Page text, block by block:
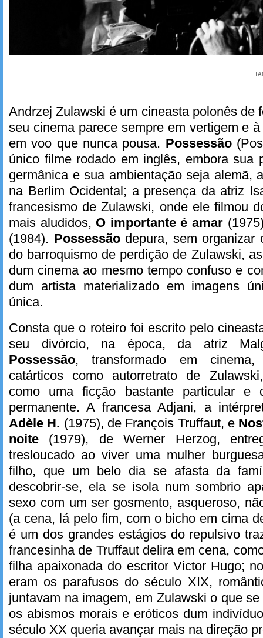
Andrzej Zulawski é um cineasta polonês de
seu cinema parece sempre em vertigem e
em voo que nunca pousa. Possessão
único filme rodado em inglês, embora sua
germânica e sua ambientação seja alemã,
na Berlim Ocidental; a presença da atriz
francesismo de Zulawski, onde ele filmou
mais aludidos, O importante é amar
(1984). Possessão depura, sem organizar
do barroquismo de perdição de Zulawski,
dum cinema ao mesmo tempo confuso e
dum artista materializado em imagens
única.
Consta que o roteiro foi escrito pelo
seu divórcio, na época, da atriz
Possessão, transformado em
catárticos como autorretrato de
como uma ficção bastante particular e
permanente. A francesa Adjani, a
Adèle H. (1975), de François Truffaut, e
noite (1979), de Werner Herzog,
tresloucado ao viver uma mulher
filho, que um belo dia se afasta da
descobrir-se, ela se isola num sombrio
sexo com um ser gosmento, asqueroso,
(a cena, lá pelo fim, com o bicho em cima
é um dos grandes estágios do repulsivo
francesinha de Truffaut delira em cena,
filha apaixonada do escritor Victor Hugo;
eram os parafusos do século XIX,
juntavam na imagem, em Zulawski o que
os abismos morais e eróticos dum
século XX queria avançar mais na direção